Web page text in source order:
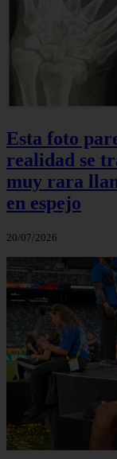
Esta foto
realidad se
muy rara
en espejo
20/07/2026